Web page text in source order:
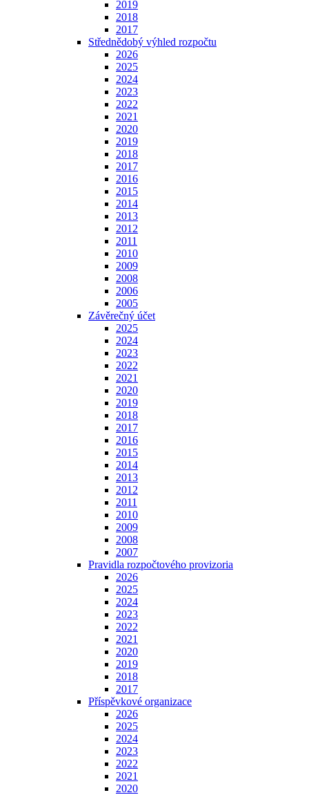
2019
2018
2017
Střednědobý výhled rozpočtu
2026
2025
2024
2023
2022
2021
2020
2019
2018
2017
2016
2015
2014
2013
2012
2011
2010
2009
2008
2006
2005
Závěrečný účet
2025
2024
2023
2022
2021
2020
2019
2018
2017
2016
2015
2014
2013
2012
2011
2010
2009
2008
2007
Pravidla rozpočtového provizoria
2026
2025
2024
2023
2022
2021
2020
2019
2018
2017
Příspěvkové organizace
2026
2025
2024
2023
2022
2021
2020